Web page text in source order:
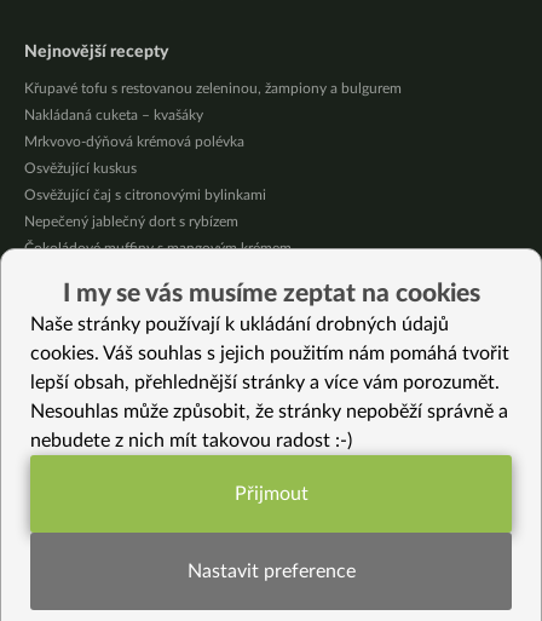
Nejnovější recepty
Křupavé tofu s restovanou zeleninou, žampiony a bulgurem
Nakládaná cuketa – kvašáky
Mrkvovo-dýňová krémová polévka
Osvěžující kuskus
Osvěžující čaj s citronovými bylinkami
Nepečený jablečný dort s rybízem
Čokoládové muffiny s mangovým krémem
Krémová zeleninová polévka s koprem a vločkami
Celozrnná rýže basmati se zeleninou
Vybrané recepty
“Humrová” pomazánka z tofu
Dvojbarevný pohár Míša (bez cukru, bez lepku a bez mléka)
Netradiční batátové škubánky
Pečený fazolový nákyp se zeleninou
I my se vás musíme zeptat na cookies
Naše stránky používají k ukládání drobných údajů
cookies. Váš souhlas s jejich použitím nám pomáhá tvořit
lepší obsah, přehlednější stránky a více vám porozumět.
Nesouhlas může způsobit, že stránky nepoběží správně a
nebudete z nich mít takovou radost :-)
Funkční nastavení potřebujeme (vždy
Přijmout
Nastavit preference